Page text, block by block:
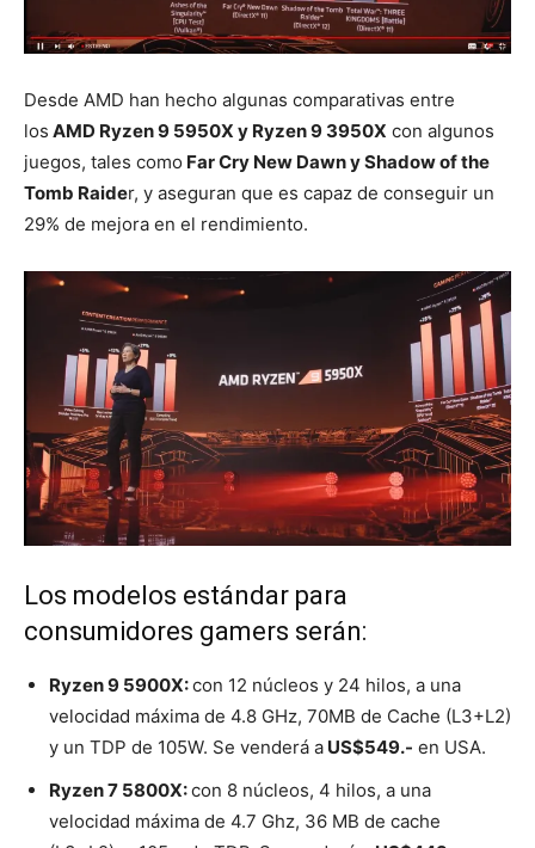
Desde AMD han hecho algunas comparativas entre
los AMD Ryzen 9 5950X y Ryzen 9 3950X con algunos
juegos, tales como Far Cry New Dawn y Shadow of the
Tomb Raider, y aseguran que es capaz de conseguir un
29% de mejora en el rendimiento.
Los modelos estándar para
consumidores gamers serán:
Ryzen 9 5900X:con 12 núcleos y 24 hilos, a una
velocidad máxima de 4.8 GHz, 70MB de Cache (L3+L2)
y un TDP de 105W. Se venderá a US$549.- en USA.
Ryzen 7 5800X:con 8 núcleos, 4 hilos, a una
velocidad máxima de 4.7 Ghz, 36 MB de cache